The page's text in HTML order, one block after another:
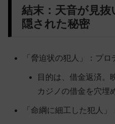
結末：天音が見抜
隠された秘密
「脅迫状の犯人」：プ
目的は、借金返済。
カジノの借金を穴埋
「命綱に細工した犯人